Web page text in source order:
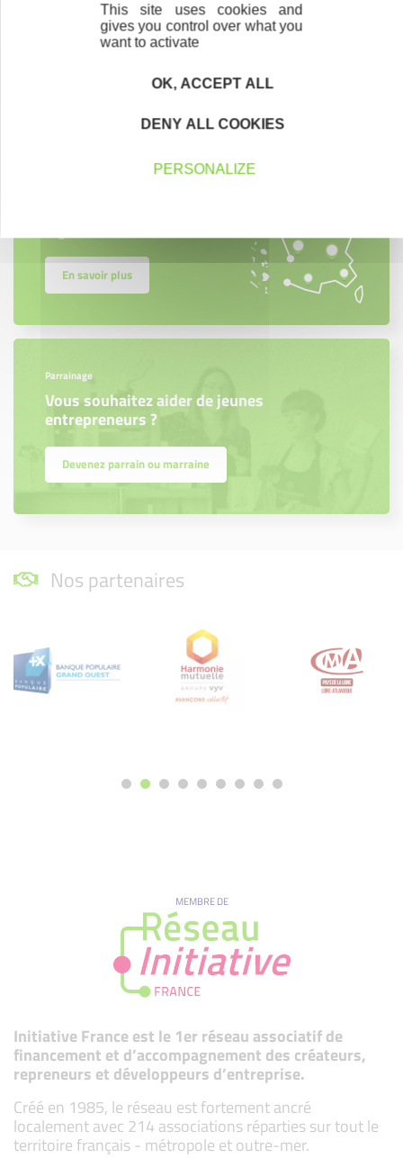
Contactez-nous !
Trouvez à qui vous adresser
En savoir plus
Parrainage
Vous souhaitez aider de jeunes
entrepreneurs ?
Devenez parrain ou marraine
Nos partenaires
MEMBRE DE
Initiative France est le 1er réseau associatif de
financement et d’accompagnement des créateurs,
repreneurs et développeurs d’entreprise.
Créé en 1985, le réseau est fortement ancré
localement avec 214 associations réparties sur tout le
territoire français - métropole et outre-mer.
This site uses cookies and
gives you control over what you
want to activate
OK, ACCEPT ALL
DENY ALL COOKIES
PERSONALIZE